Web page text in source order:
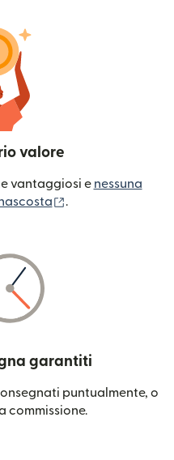
valore
vantaggiosi e nessuna
.
garantiti
puntualmente, o
commissione.